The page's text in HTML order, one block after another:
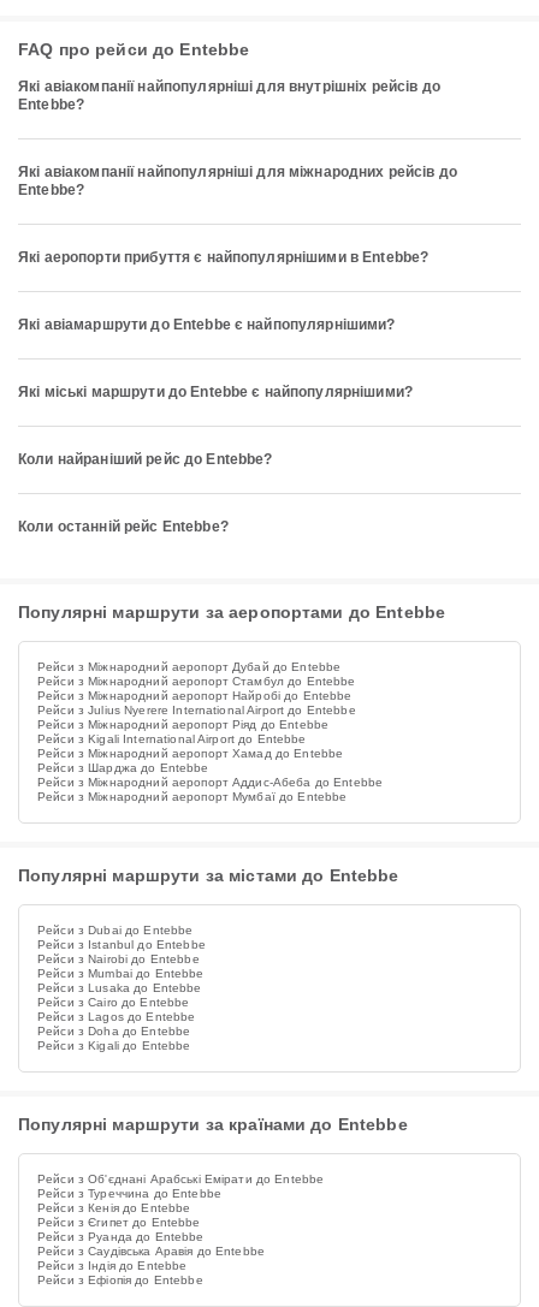
FAQ про рейси до Entebbe
Які авіакомпанії найпопулярніші для внутрішніх рейсів до
Entebbe?
Які авіакомпанії найпопулярніші для міжнародних рейсів до
Entebbe?
Які аеропорти прибуття є найпопулярнішими в Entebbe?
Які авіамаршрути до Entebbe є найпопулярнішими?
Які міські маршрути до Entebbe є найпопулярнішими?
Коли найраніший рейс до Entebbe?
Коли останній рейс Entebbe?
Популярні маршрути за аеропортами до Entebbe
Рейси з Міжнародний аеропорт Дубай до Entebbe
Рейси з Міжнародний аеропорт Стамбул до Entebbe
Рейси з Міжнародний аеропорт Найробі до Entebbe
Рейси з Julius Nyerere International Airport до Entebbe
Рейси з Міжнародний аеропорт Ріяд до Entebbe
Рейси з Kigali International Airport до Entebbe
Рейси з Міжнародний аеропорт Хамад до Entebbe
Рейси з Шарджа до Entebbe
Рейси з Міжнародний аеропорт Аддис-Абеба до Entebbe
Рейси з Міжнародний аеропорт Мумбаї до Entebbe
Популярні маршрути за містами до Entebbe
Рейси з Dubai до Entebbe
Рейси з Istanbul до Entebbe
Рейси з Nairobi до Entebbe
Рейси з Mumbai до Entebbe
Рейси з Lusaka до Entebbe
Рейси з Cairo до Entebbe
Рейси з Lagos до Entebbe
Рейси з Doha до Entebbe
Рейси з Kigali до Entebbe
Популярні маршрути за країнами до Entebbe
Рейси з Об'єднані Арабські Емірати до Entebbe
Рейси з Туреччина до Entebbe
Рейси з Кенія до Entebbe
Рейси з Єгипет до Entebbe
Рейси з Руанда до Entebbe
Рейси з Саудівська Аравія до Entebbe
Рейси з Індія до Entebbe
Рейси з Ефіопія до Entebbe